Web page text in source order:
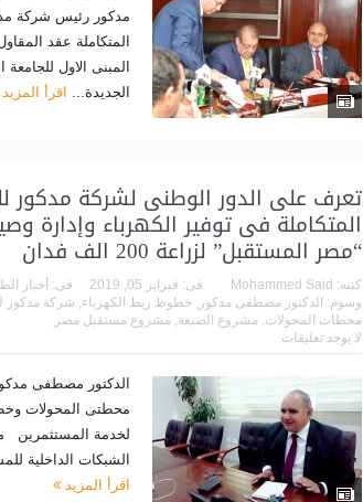
مدكور رئيس شركة
المتكاملة عقد
المبنى الاول للجامعة
الجديدة... اقرأ
تعرف على الدور الوطنى لشركة مدكور
المتكاملة فى توفير الكهرباء وإدارة
“مصر المستقبل” لزراعة 200 الف فدان
كتبه: Mohammed Said فى: فبراير 05, 2019 فى: أخبار
وسوم: الدكتور مصطفى مدكور خطوط ربط الكهرباء شركة مدكور
محطات المحولات مشروع الضبعة مشروع مستقبل مصر
لا يوجد تعليقات
الدكتور مصطفى
محطتى المحولات
لخدمة المستثمرين
الشبكات الداخلية
اقرأ المزيد